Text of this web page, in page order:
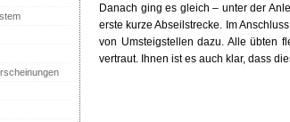
Danach ging es gleich – unter der
erste kurze Abseilstrecke. Im
von Umsteigstellen dazu. Alle übten
vertraut. Ihnen ist es auch klar, dass